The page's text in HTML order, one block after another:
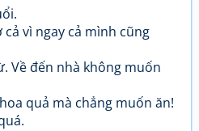
vì ngay cả mình cũng
Về đến nhà không muốn
quả mà chẳng muốn ăn!